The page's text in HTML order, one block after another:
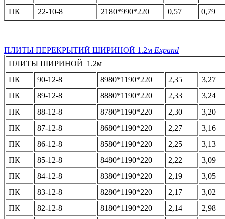
ПК
22-10-8 2180*990*220 0,57 0,79
ПЛИТЫ ПЕРЕКРЫТИЙ ШИРИНОЙ 1.2м Expand
ПЛИТЫ ШИРИНОЙ 1.2м
ПК
90-12-8 8980*1190*220 2,35
3,27
ПК
89-12-8 8880*1190*220 2,33
3,24
ПК
88-12-8 8780*1190*220 2,30
3,20
ПК
87-12-8 8680*1190*220 2,27
3,16
ПК
86-12-8 8580*1190*220 2,25
3,13
ПК
85-12-8 8480*1190*220 2,22
3,09
ПК
84-12-8 8380*1190*220 2,19
3,05
ПК
83-12-8 8280*1190*220 2,17
3,02
ПК
82-12-8 8180*1190*220 2,14
2,98